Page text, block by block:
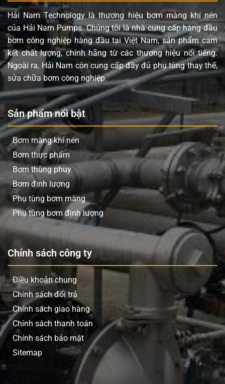
Hải Nam Technology là thương hiệu bơm màng khí nén
của Hải Nam Pumps. Chúng tôi là nhà cung cấp hàng đầu
bơm công nghiệp hàng đầu tại Việt Nam, sản phẩm cam
kết chất lượng, chính hãng từ các thương hiệu nổi tiếng.
Ngoài ra, Hải Nam còn cung cấp đầy đủ phụ tùng thay thế,
sửa chữa bơm công nghiệp.
Sản phẩm nổi bật
Bơm màng khí nén
Bơm thực phẩm
Bơm thùng phuy
Bơm định lượng
Phụ tùng bơm màng
Phụ tùng bơm định lượng
Chính sách công ty
Điều khoản chung
Chính sách đổi trả
Chính sách giao hàng
Chính sách thanh toán
Chính sách bảo mật
Sitemap